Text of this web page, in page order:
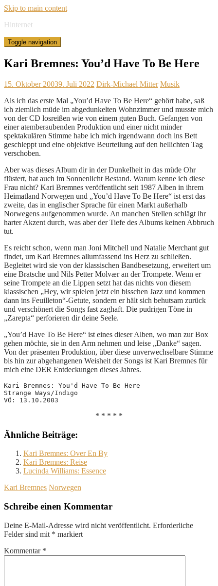
Skip to main content
Hinternet
Toggle navigation
Kari Bremnes: You’d Have To Be Here
15. Oktober 20039. Juli 2022 Dirk-Michael Mitter Musik
Als ich das erste Mal „You’d Have To Be Here“ gehört habe, saß
ich ziemlich müde im abgedunkelten Wohnzimmer und musste mich
von der CD losreißen wie von einem guten Buch. Gefangen von
einer atemberaubenden Produktion und einer nicht minder
spektakulären Stimme habe ich mich irgendwann doch ins Bett
geschleppt und eine objektive Beurteilung auf den hellichten Tag
verschoben.
Aber was dieses Album dir in der Dunkelheit in das müde Ohr
flüstert, hat auch im Sonnenlicht Bestand. Warum kenne ich diese
Frau nicht? Kari Bremnes veröffentlicht seit 1987 Alben in ihrem
Heimatland Norwegen und „You’d Have To Be Here“ ist erst das
zweite, das in englischer Sprache für einen Markt außerhalb
Norwegens aufgenommen wurde. An manchen Stellen schlägt ihr
harter Akzent durch, was aber der Tiefe des Albums keinen Abbruch
tut.
Es reicht schon, wenn man Joni Mitchell und Natalie Merchant gut
findet, um Kari Bremnes allumfassend ins Herz zu schließen.
Begleitet wird sie von der klassischen Bandbesetzung, erweitert um
eine Bratsche und Nils Petter Molvær an der Trompete. Wenn er
seine Trompete an die Lippen setzt hat das nichts von diesem
klassischen „Hey, wir spielen jetzt ein bisschen Jazz und kommen
dann ins Feuilleton“-Getute, sondern er hält sich behutsam zurück
und verschönert die Songs fast zaghaft. Die pudrigen Töne in
„Zarepta“ perforieren dir deine Seele.
„You’d Have To Be Here“ ist eines dieser Alben, wo man zur Box
gehen möchte, sie in den Arm nehmen und leise „Danke“ sagen.
Von der präsenten Produktion, über diese unverwechselbare Stimme
bis hin zur abgehangenen Weisheit der Songs ist Kari Bremnes für
mich eine DER Entdeckungen dieses Jahres.
Kari Bremnes: You'd Have To Be Here
Strange Ways/Indigo
VÖ: 13.10.2003
* * * * *
Ähnliche Beiträge:
Kari Bremnes: Over En By
Kari Bremnes: Reise
Lucinda Williams: Essence
Kari Bremnes Norwegen
Schreibe einen Kommentar
Deine E-Mail-Adresse wird nicht veröffentlicht. Erforderliche
Felder sind mit * markiert
Kommentar *